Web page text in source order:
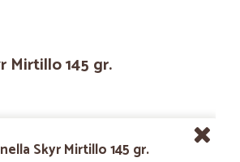
Mirtillo 145 gr.
Skyr Mirtillo 145 gr.